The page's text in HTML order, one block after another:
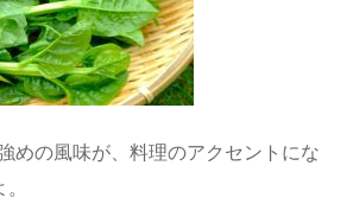
めの風味が、料理のアクセントにな